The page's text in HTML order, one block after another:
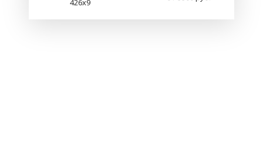
426х9